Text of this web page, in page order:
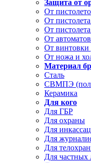
Защита от
От
От
От
От
От
От ножа и
Материал
Сталь
СВМПЭ
Керамика
Для кого
Для ГБР
Для охраны
Для
Для
Для
Для частных